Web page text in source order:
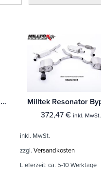
Milltek Resonator Bypass Toyota Supra A90 Coupe 3.0 Turbo (Nur für USA Modelle ohne OPF)
372,47 € inkl. MwSt.
inkl. MwSt.
zzgl. Versandkosten
Lieferzeit: ca. 5-10 Werktage